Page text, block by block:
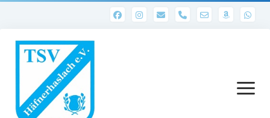
phone
Menü
öffnen